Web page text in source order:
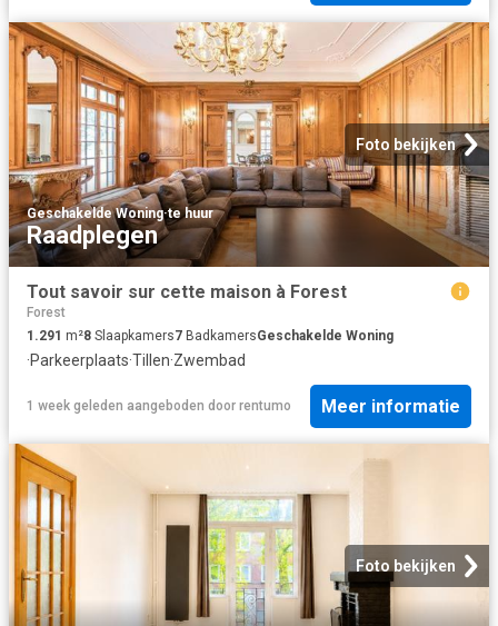
Foto bekijken
Geschakelde Woning·te huur
Raadplegen
Tout savoir sur cette maison à Forest
Forest
1.291 m²8 Slaapkamers7 BadkamersGeschakelde Woning
·Parkeerplaats·Tillen·Zwembad
1 week geleden aangeboden door rentumo Meer informatie
Foto bekijken